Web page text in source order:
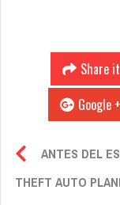
Share
Google +
ANTES DEL
THEFT AUTO